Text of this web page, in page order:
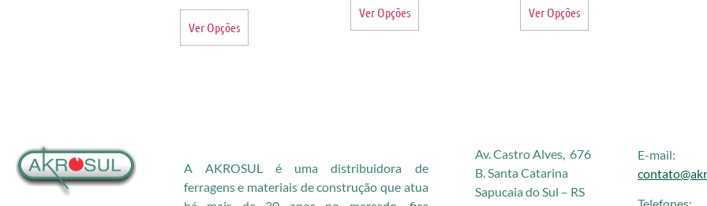
Ver Opções
Ver Opções Ver Opções
A AKROSUL é uma distribuidora de
ferragens e materiais de construção que atua
Av. Castro Alves, 676
B. Santa Catarina
Sapucaia do Sul – RS
E-mail: